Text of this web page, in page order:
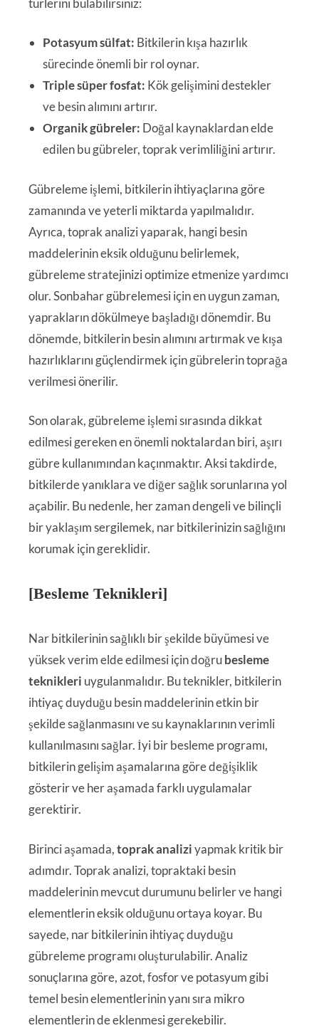
Potasyum sülfat: Bitkilerin kışa hazırlık
sürecinde önemli bir rol oynar.
Triple süper fosfat: Kök gelişimini destekler
ve besin alımını artırır.
Organik gübreler: Doğal kaynaklardan elde
edilen bu gübreler, toprak verimliliğini artırır.
Gübreleme işlemi, bitkilerin ihtiyaçlarına göre
zamanında ve yeterli miktarda yapılmalıdır.
Ayrıca, toprak analizi yaparak, hangi besin
maddelerinin eksik olduğunu belirlemek,
gübreleme stratejinizi optimize etmenize yardımcı
olur. Sonbahar gübrelemesi için en uygun zaman,
yaprakların dökülmeye başladığı dönemdir. Bu
dönemde, bitkilerin besin alımını artırmak ve kışa
hazırlıklarını güçlendirmek için gübrelerin toprağa
verilmesi önerilir.
Son olarak, gübreleme işlemi sırasında dikkat
edilmesi gereken en önemli noktalardan biri, aşırı
gübre kullanımından kaçınmaktır. Aksi takdirde,
bitkilerde yanıklara ve diğer sağlık sorunlarına yol
açabilir. Bu nedenle, her zaman dengeli ve bilinçli
bir yaklaşım sergilemek, nar bitkilerinizin sağlığını
korumak için gereklidir.
[Besleme Teknikleri]
Nar bitkilerinin sağlıklı bir şekilde büyümesi ve
yüksek verim elde edilmesi için doğrubesleme
teknikleri uygulanmalıdır. Bu teknikler, bitkilerin
ihtiyaç duyduğu besin maddelerinin etkin bir
şekilde sağlanmasını ve su kaynaklarının verimli
kullanılmasını sağlar. İyi bir besleme programı,
bitkilerin gelişim aşamalarına göre değişiklik
gösterir ve her aşamada farklı uygulamalar
gerektirir.
Birinci aşamada,toprak analiziyapmak kritik bir
adımdır. Toprak analizi, topraktaki besin
maddelerinin mevcut durumunu belirler ve hangi
elementlerin eksik olduğunu ortaya koyar. Bu
sayede, nar bitkilerinin ihtiyaç duyduğu
gübreleme programı oluşturulabilir. Analiz
sonuçlarına göre, azot, fosfor ve potasyum gibi
temel besin elementlerinin yanı sıra mikro
elementlerin de eklenmesi gerekebilir.